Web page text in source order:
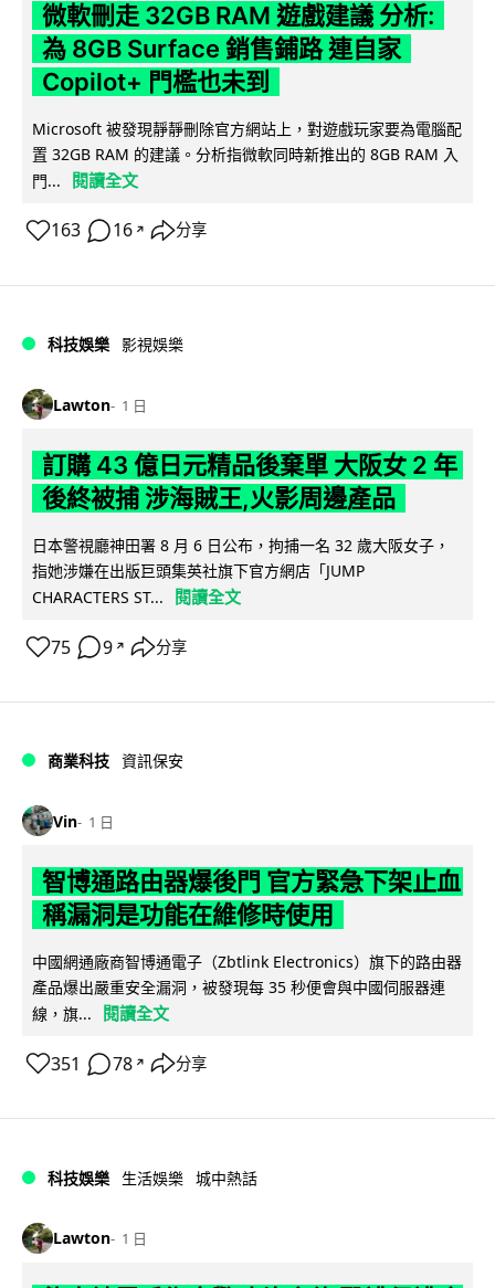
微軟刪走 32GB RAM 遊戲建議 分析:
為 8GB Surface 銷售鋪路 連自家
Copilot+ 門檻也未到
Microsoft 被發現靜靜刪除官方網站上，對遊戲玩家要為電腦配
置 32GB RAM 的建議。分析指微軟同時新推出的 8GB RAM 入
門...
閱讀全文
163 16 ↗ 分享
科技娛樂 影視娛樂
Lawton 1 日
訂購 43 億日元精品後棄單 大阪女 2 年
後終被捕 涉海賊王,火影周邊產品
日本警視廳神田署 8 月 6 日公布，拘捕一名 32 歲大阪女子，
指她涉嫌在出版巨頭集英社旗下官方網店「JUMP
CHARACTERS ST...
閱讀全文
75 9 ↗ 分享
商業科技 資訊保安
Vin 1 日
智博通路由器爆後門 官方緊急下架止血
稱漏洞是功能在維修時使用
中國網通廠商智博通電子（Zbtlink Electronics）旗下的路由器
產品爆出嚴重安全漏洞，被發現每 35 秒便會與中國伺服器連
線，旗...
閱讀全文
351 78 ↗ 分享
科技娛樂 生活娛樂 城中熱話
Lawton 1 日